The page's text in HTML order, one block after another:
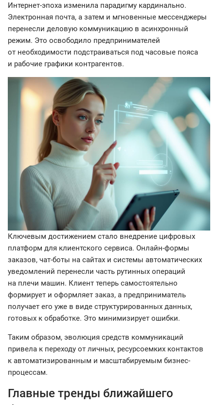
Интернет-эпоха изменила парадигму кардинально.
Электронная почта, а затем и мгновенные мессенджеры
перенесли деловую коммуникацию в асинхронный
режим. Это освободило предпринимателей
от необходимости подстраиваться под часовые пояса
и рабочие графики контрагентов.
Ключевым достижением стало внедрение цифровых
платформ для клиентского сервиса. Онлайн-формы
заказов, чат-боты на сайтах и системы автоматических
уведомлений перенесли часть рутинных операций
на плечи машин. Клиент теперь самостоятельно
формирует и оформляет заказ, а предприниматель
получает его уже в виде структурированных данных,
готовых к обработке. Это минимизирует ошибки.
Таким образом, эволюция средств коммуникаций
привела к переходу от личных, ресурсоемких контактов
к автоматизированным и масштабируемым бизнес-
процессам.
Главные тренды ближайшего